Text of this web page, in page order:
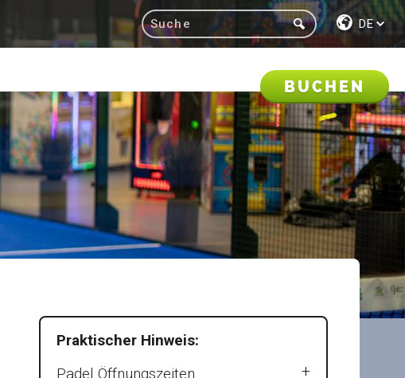
BUCHEN
DE
Praktischer Hinweis:
Padel Öffnungszeiten